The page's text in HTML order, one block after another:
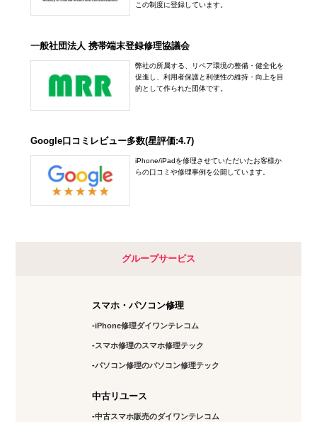
この制度に登録しています。
一般社団法人 携帯端末登録修理協議会
弊社の所属する、リペア環境の整備・健全化を
促進し、利用者保護と利便性の維持・向上を目
的として作られた団体です。
Google口コミレビュー多数(星評価:4.7)
iPhone/iPadを修理させていただいたお客様か
らの口コミや修理事例を公開しています。
グループサービス
スマホ・パソコン修理
iPhone修理ダイワンテレコム
スマホ修理のスマホ修理テック
パソコン修理のパソコン修理テック
中古リユース
中古スマホ販売のダイワンテレコム